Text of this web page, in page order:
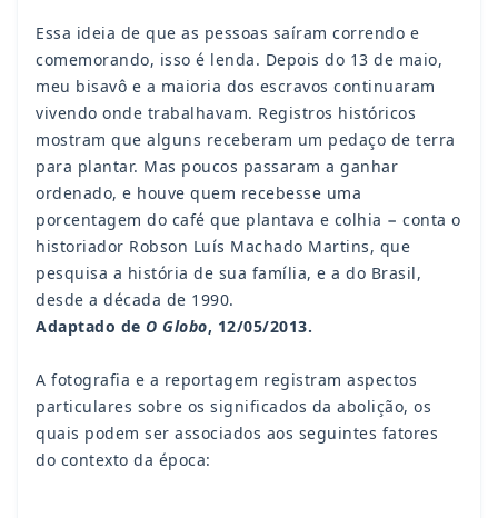
Essa ideia de que as pessoas saíram correndo e
comemorando, isso é lenda. Depois do 13 de maio,
meu bisavô e a maioria dos escravos continuaram
vivendo onde trabalhavam. Registros históricos
mostram que alguns receberam um pedaço de terra
para plantar. Mas poucos passaram a ganhar
ordenado, e houve quem recebesse uma
porcentagem do café que plantava e colhia − conta o
historiador Robson Luís Machado Martins, que
pesquisa a história de sua família, e a do Brasil,
desde a década de 1990.
Adaptado de O Globo, 12/05/2013.
A fotografia e a reportagem registram aspectos
particulares sobre os significados da abolição, os
quais podem ser associados aos seguintes fatores
do contexto da época: